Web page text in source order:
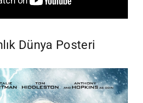
Dünya Posteri